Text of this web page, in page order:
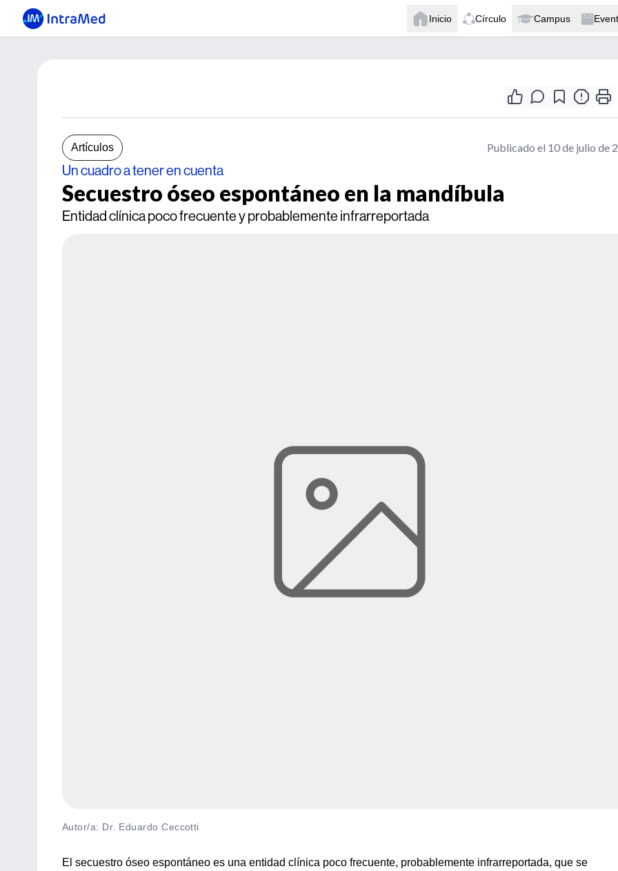
Inicio Círculo Campus
Artículos Publicado el 10 de julio de
Un cuadro a tener en cuenta
Secuestro óseo espontáneo en la mandíbula
Entidad clínica poco frecuente y probablemente infrarreportada
Autor/a: Dr. Eduardo Ceccotti
El secuestro óseo espontáneo es una entidad clínica poco frecuente, probablemente infrarreportada, que se